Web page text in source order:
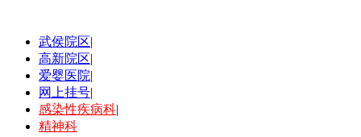
武侯院区|
高新院区|
爱婴医院|
网上挂号|
感染性疾病科|
精神科